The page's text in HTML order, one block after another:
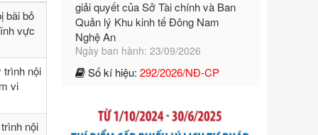
bãi bỏ
vực
trình nội
vi
nội
Ngày ban hành: 23/09/2026
Số kí hiệu:
Tên: Nghị định số 292/2026/NĐ-CP
số điều và biện pháp để tổ chức,
ngoại thương
Ngày ban hành: 21/07/2026